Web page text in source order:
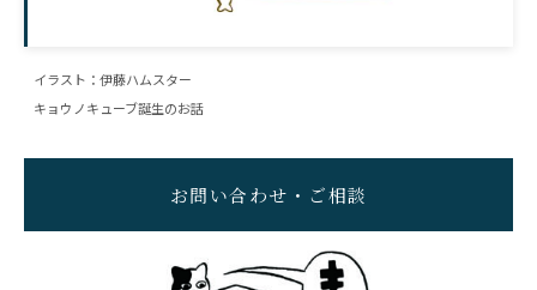
イラスト：伊藤ハムスター
キョウノキューブ誕生のお話
お問い合わせ・ご相談